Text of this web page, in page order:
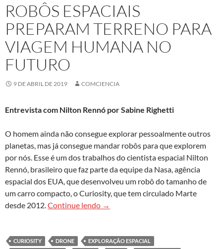
ROBÔS ESPACIAIS
PREPARAM TERRENO PARA
VIAGEM HUMANA NO
FUTURO
9 DE ABRIL DE 2019 COMCIENCIA
Entrevista com Nilton Rennó porSabine Righetti
O homem ainda não consegue explorar pessoalmente outros
planetas, mas já consegue mandar robôs para que explorem
por nós. Esse é um dos trabalhos do cientista espacial Nilton
Rennó, brasileiro que faz parte da equipe da Nasa, agência
espacial dos EUA, que desenvolveu um robô do tamanho de
um carro compacto, o Curiosity, que tem circulado Marte
desde 2012.Continue lendo Robôs espaciais preparam
→
CURIOSITY DRONE
EXPLORAÇÃO ESPACIAL